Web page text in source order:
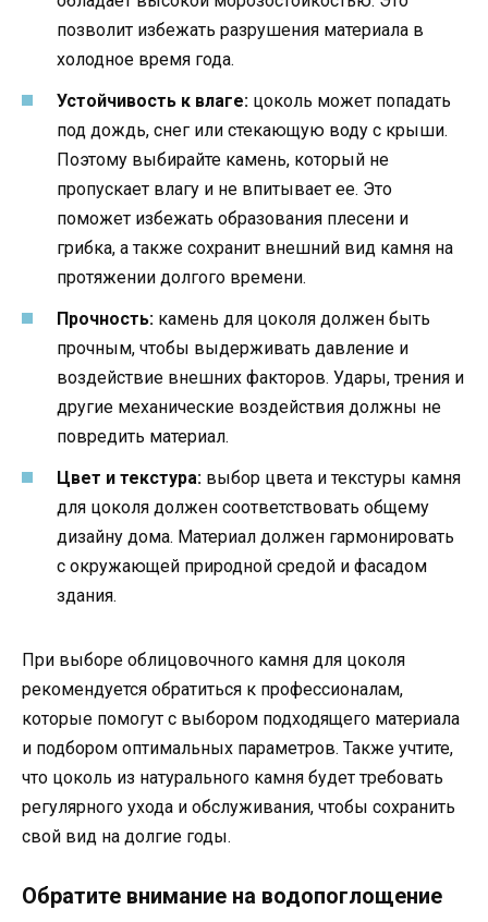
позволит избежать разрушения материала в
холодное время года.
Устойчивость к влаге: цоколь может попадать
под дождь, снег или стекающую воду с крыши.
Поэтому выбирайте камень, который не
пропускает влагу и не впитывает ее. Это
поможет избежать образования плесени и
грибка, а также сохранит внешний вид камня на
протяжении долгого времени.
Прочность: камень для цоколя должен быть
прочным, чтобы выдерживать давление и
воздействие внешних факторов. Удары, трения и
другие механические воздействия должны не
повредить материал.
Цвет и текстура: выбор цвета и текстуры камня
для цоколя должен соответствовать общему
дизайну дома. Материал должен гармонировать
с окружающей природной средой и фасадом
здания.
При выборе облицовочного камня для цоколя
рекомендуется обратиться к профессионалам,
которые помогут с выбором подходящего материала
и подбором оптимальных параметров. Также учтите,
что цоколь из натурального камня будет требовать
регулярного ухода и обслуживания, чтобы сохранить
свой вид на долгие годы.
Обратите внимание на водопоглощение